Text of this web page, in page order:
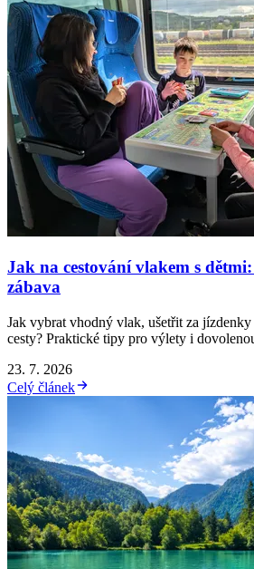
Jak na cestování vlakem s
zábava
Jak vybrat vhodný vlak, ušetřit za jízdenky
cesty? Praktické tipy pro výlety i
23. 7. 2026
Celý článek